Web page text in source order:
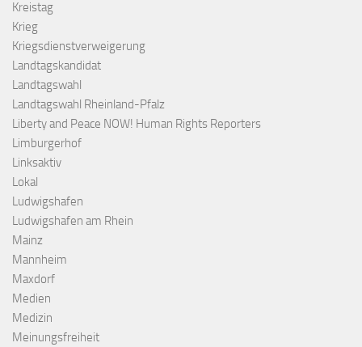
Kreistag
Krieg
Kriegsdienstverweigerung
Landtagskandidat
Landtagswahl
Landtagswahl Rheinland-Pfalz
Liberty and Peace NOW! Human Rights Reporters
Limburgerhof
Linksaktiv
Lokal
Ludwigshafen
Ludwigshafen am Rhein
Mainz
Mannheim
Maxdorf
Medien
Medizin
Meinungsfreiheit